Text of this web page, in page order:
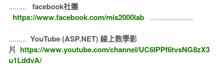
.........
facebook社團
https://www.facebook.com/mis2000lab
......................
......... YouTube (ASP.NET) 線上教學影
片 https://www.youtube.com/channel/UC6IPPf6tvsNG8zX3
u1LddvA/